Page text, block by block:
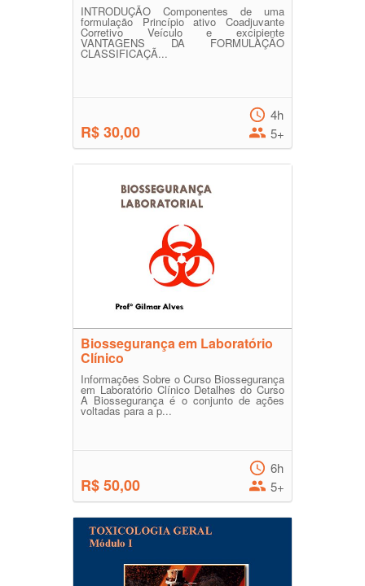
INTRODUÇÃO Componentes de uma
formulação Princípio ativo Coadjuvante
Corretivo Veículo e excipiente
VANTAGENS DA FORMULAÇÃO
CLASSIFICAÇÃ...
R$ 30,00
4h
5+
Biossegurança em Laboratório
Clínico
Informações Sobre o Curso Biossegurança
em Laboratório Clínico Detalhes do Curso
A Biossegurança é o conjunto de ações
voltadas para a p...
R$ 50,00
6h
5+